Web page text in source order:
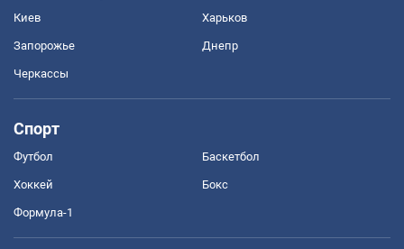
Киев Харьков
Запорожье Днепр
Черкассы
Спорт
Футбол Баскетбол
Хоккей Бокс
Формула-1